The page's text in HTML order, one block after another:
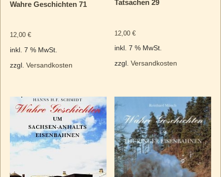
Wahre Geschichten 71
12,00 €
inkl. 7 % MwSt.
zzgl. Versandkosten
Tatsachen 29
12,00€
inkl. 7 % MwSt.
zzgl.Versandkosten